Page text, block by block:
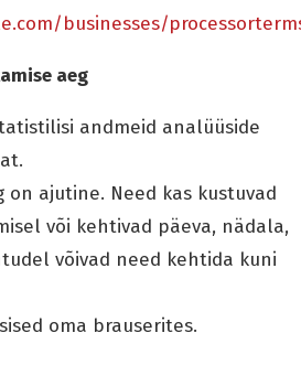
businesses/
aeg
andmeid analüüside
on ajutine. Need kas kustuvad
või kehtivad päeva, nädala,
võivad need kehtida kuni
oma brauserites.